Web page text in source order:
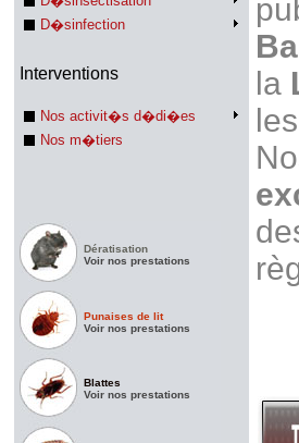
D�sinfection
Interventions
Nos activit�s d�di�es
Nos m�tiers
Dératisation
Voir nos prestations
Punaises de lit
Voir nos prestations
Blattes
Voir nos prestations
la